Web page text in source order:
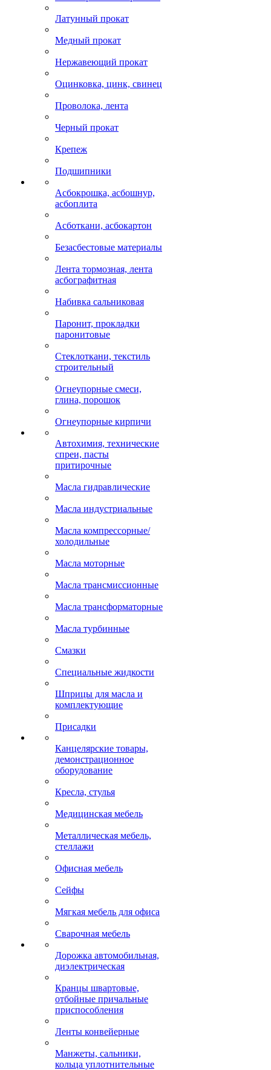
Латунный прокат
Медный прокат
Нержавеющий прокат
Оцинковка, цинк, свинец
Проволока, лента
Черный прокат
Крепеж
Подшипники
Асбокрошка, асбошнур,
асбоплита
Асботкани, асбокартон
Безасбестовые материалы
Лента тормозная, лента
асбографитная
Набивка сальниковая
Паронит, прокладки
паронитовые
Стеклоткани, текстиль
строительный
Огнеупорные смеси,
глина, порошок
Огнеупорные кирпичи
Автохимия, технические
спреи, пасты
притирочные
Масла гидравлические
Масла индустриальные
Масла компрессорные/
холодильные
Масла моторные
Масла трансмиссионные
Масла трансформаторные
Масла турбинные
Смазки
Специальные жидкости
Шприцы для масла и
комплектующие
Присадки
Канцелярские товары,
демонстрационное
оборудование
Кресла, стулья
Медицинская мебель
Металлическая мебель,
стеллажи
Офисная мебель
Сейфы
Мягкая мебель для офиса
Сварочная мебель
Дорожка автомобильная,
диэлектрическая
Кранцы швартовые,
отбойные причальные
приспособления
Ленты конвейерные
Манжеты, сальники,
кольца уплотнительные